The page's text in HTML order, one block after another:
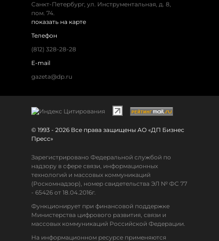
Санкт-Петербург, ул. Инструментальная, д. 8,
пом. 74.
показать на карте
Телефон
(812) 328-28-28
E-mail
gazeta@dp.ru
© 1993 - 2026 Все права защищены АО «ДП Бизнес
Пресс»
Зарегистрировано Федеральной службой по
надзору в сфере связи, информационных
технологий и массовых коммуникаций
(Роскомнадзор), номер свидетельства ЭЛ № ФС 77
- 65426 от 18.04.2016г.
Функционирует при финансовой поддержке
Министерства цифрового развития, связи и
массовых коммуникаций Российской Федерации.
На информационном ресурсе применяются